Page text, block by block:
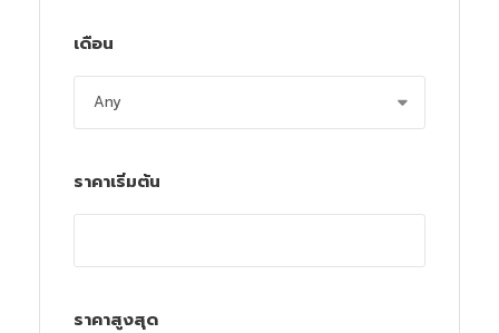
เดือน
ราคาเริ่มต้น
ราคาสูงสุด